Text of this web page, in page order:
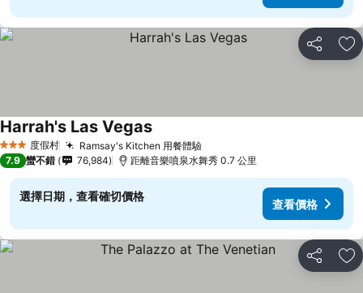
分享 加
3 星級 度假村 Ramsay's Kitchen 用餐體驗查看價格
Harrah's Las Vegas查看價格
7.9 蠻不錯 76,984 距離音樂噴泉水舞秀 0.7 公里
選擇日期，查看確切價格
查看價格
分享 加